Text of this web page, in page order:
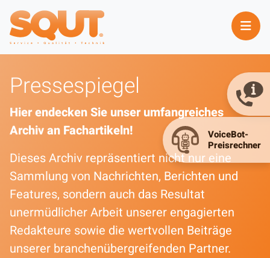
Pressespiegel
Hier endecken Sie unser umfangreiches
Archiv an Fachartikeln!
Dieses Archiv repräsentiert nicht nur eine
Sammlung von Nachrichten, Berichten und
Features, sondern auch das Resultat
unermüdlicher Arbeit unserer engagierten
Redakteure sowie die wertvollen Beiträge
unserer branchenübergreifenden Partner.